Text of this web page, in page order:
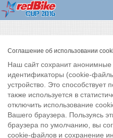
Соглашение об использовании
Наш сайт сохранит анонимные
идентификаторы (cookie-
устройство. Это способствует
также используется в
отключить использование
Вашего браузера. Пользуясь
браузера по умолчанию, вы
cookie-файлов и сохранение